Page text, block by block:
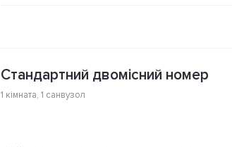
Стандартний двомісний номер
1 кімната, 1 санвузол